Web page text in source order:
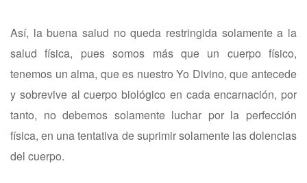
Así, la buena salud no queda restringida solamente a la
salud física, pues somos más que un cuerpo físico,
tenemos un alma, que es nuestro Yo Divino, que antecede
y sobrevive al cuerpo biológico en cada encarnación, por
tanto, no debemos solamente luchar por la perfección
física, en una tentativa de suprimir solamente las dolencias
del cuerpo.